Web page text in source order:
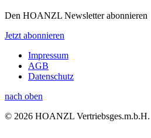
Den HOANZL Newsletter abonnieren
Jetzt abonnieren
Impressum
AGB
Datenschutz
nach oben
© 2026 HOANZL Vertriebsges.m.b.H.